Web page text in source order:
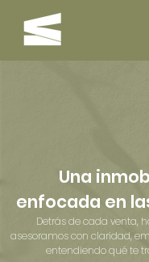
Una
enfocada en
Detrás de cada venta,
asesoramos con claridad,
entendiendo qué te